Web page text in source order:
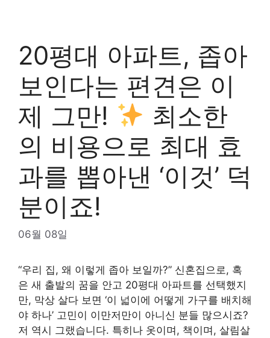
20평대 아파트, 좁아
보인다는 편견은 이
제 그만!
최소한
의 비용으로 최대 효
과를 뽑아낸 ‘이것’ 덕
분이죠!
06월 08일
“우리 집, 왜 이렇게 좁아 보일까?” 신혼집으로, 혹
은 새 출발의 꿈을 안고 20평대 아파트를 선택했지
만, 막상 살다 보면 ‘이 넓이에 어떻게 가구를 배치해
야 하나’ 고민이 이만저만이 아니신 분들 많으시죠?
저 역시 그랬습니다. 특히나 옷이며, 책이며, 살림살